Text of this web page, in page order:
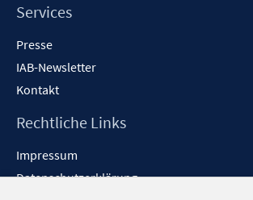
Services
Presse
IAB-Newsletter
Kontakt
Rechtliche Links
Impressum
Datenschutzerklärung